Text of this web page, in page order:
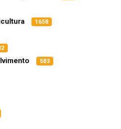
1658
583